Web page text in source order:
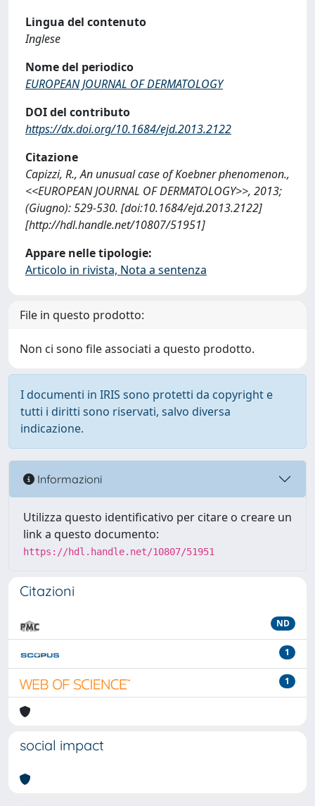
Lingua del contenuto
Inglese
Nome del periodico
EUROPEAN JOURNAL OF DERMATOLOGY
DOI del contributo
https://dx.doi.org/10.1684/ejd.2013.2122
Citazione
Capizzi, R., An unusual case of Koebner phenomenon.,
<<EUROPEAN JOURNAL OF DERMATOLOGY>>, 2013;
(Giugno): 529-530. [doi:10.1684/ejd.2013.2122]
[http://hdl.handle.net/10807/51951]
Appare nelle tipologie:
Articolo in rivista, Nota a sentenza
File in questo prodotto:
Non ci sono file associati a questo prodotto.
I documenti in IRIS sono protetti da copyright e
tutti i diritti sono riservati, salvo diversa
indicazione.
Informazioni
Utilizza questo identificativo per citare o creare un
link a questo documento:
https://hdl.handle.net/10807/51951
Citazioni
ND
1
1
social impact